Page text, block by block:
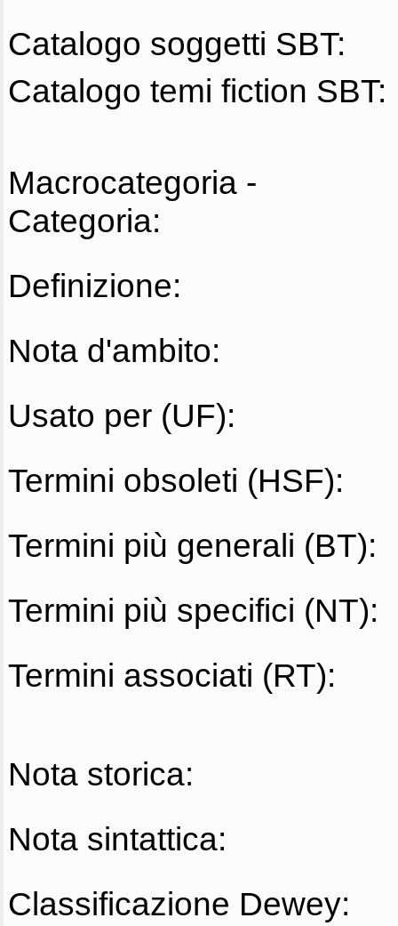
Catalogo soggetti SBT:
Catalogo temi fiction SBT:
Macrocategoria -
Categoria:
Definizione:
Nota d'ambito:
Usato per (UF):
Termini obsoleti (HSF):
Termini più generali (BT):
Termini più specifici (NT):
Termini associati (RT):
Nota storica:
Nota sintattica:
Classificazione Dewey: